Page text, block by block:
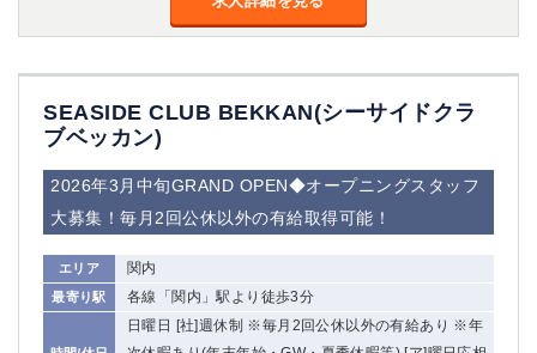
SEASIDE CLUB BEKKAN(シーサイドクラ
ブベッカン)
2026年3月中旬GRAND OPEN◆オープニングスタッフ
大募集！毎月2回公休以外の有給取得可能！
エリア 関内
最寄り駅 各線「関内」駅より徒歩3分
日曜日 [社]週休制 ※毎月2回公休以外の有給あり ※年